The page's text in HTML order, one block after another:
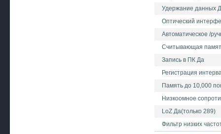
Удержание данных
Оптический
Автоматическое /
Считывающая
Запись в ПК Да
Регистрация
Память до 10,000
Низкоомное
LoZ Да(только 289)
Фильтр низких